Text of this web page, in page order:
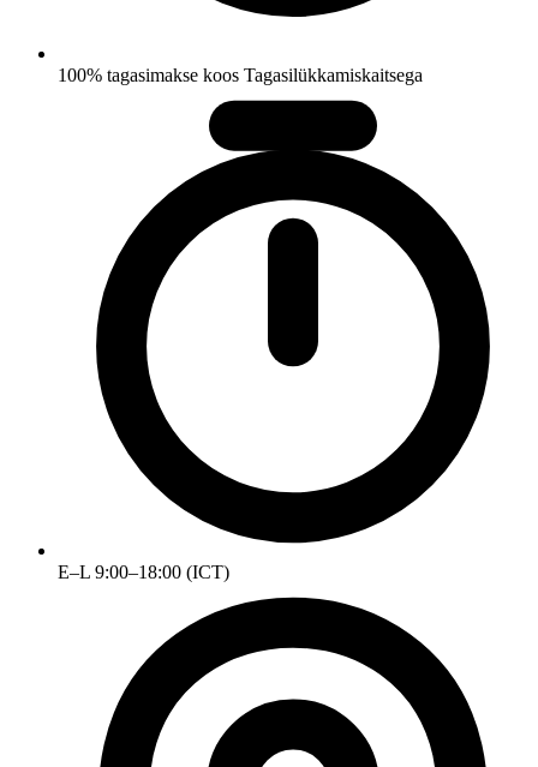
100% tagasimakse koos Tagasilükkamiskaitsega
E–L 9:00–18:00 (ICT)